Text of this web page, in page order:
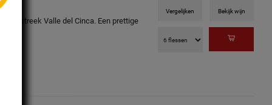
de streek Valle del Cinca. Een prettige
Vergelijken Bekijk wijn